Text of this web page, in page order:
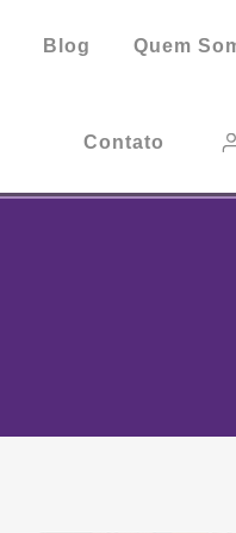
Blog Quem
Contato